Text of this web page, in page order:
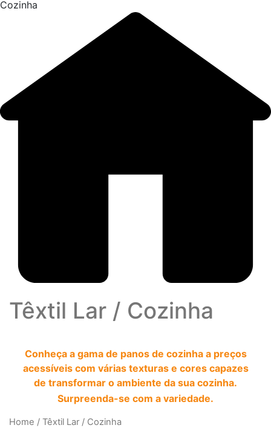
Cozinha
Têxtil Lar / Cozinha
Conheça a gama de panos de cozinha a preços
acessíveis com várias texturas e cores capazes
de transformar o ambiente da sua cozinha.
Surpreenda-se com a variedade.
Home / Têxtil Lar / Cozinha